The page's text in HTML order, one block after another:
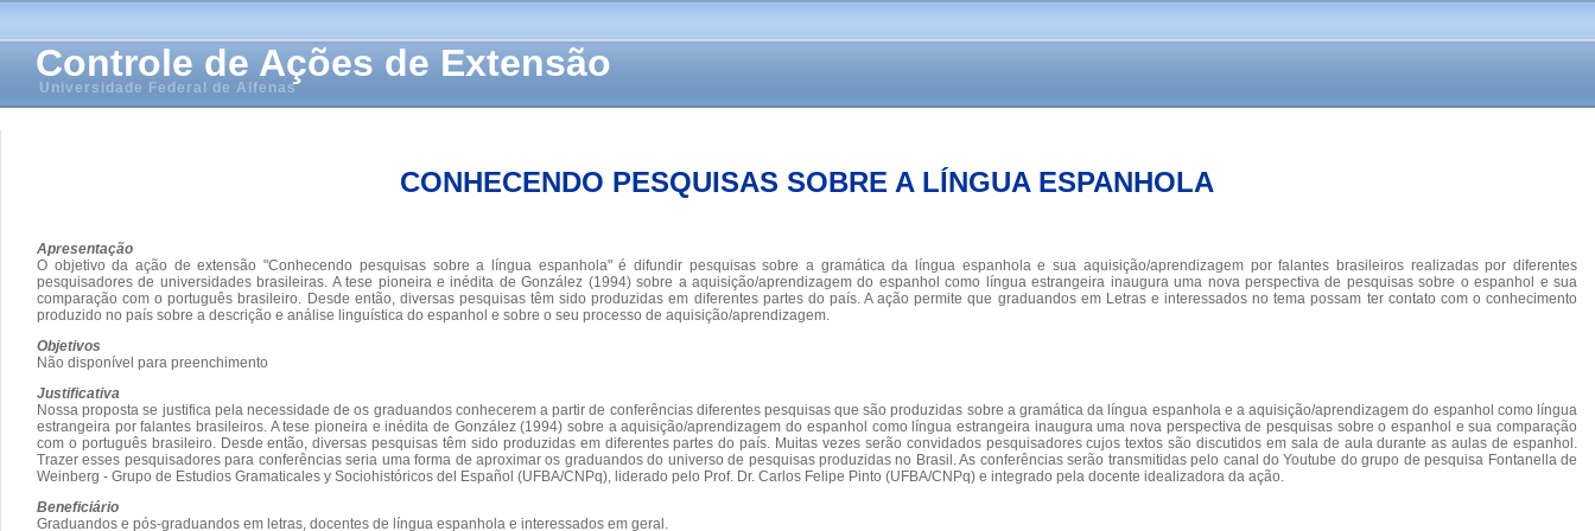
Controle de Ações de Extensão
Universidade Federal de Alfenas
CONHECENDO PESQUISAS SOBRE A LÍNGUA ESPANHOLA
Apresentação
O objetivo da ação de extensão "Conhecendo pesquisas sobre a língua espanhola" é difundir pesquisas sobre a gramática da língua espanhola e sua aquisição/aprendizagem por falantes brasileiros realizadas por diferentes
pesquisadores de universidades brasileiras. A tese pioneira e inédita de González (1994) sobre a aquisição/aprendizagem do espanhol como língua estrangeira inaugura uma nova perspectiva de pesquisas sobre o espanhol e sua
comparação com o português brasileiro. Desde então, diversas pesquisas têm sido produzidas em diferentes partes do país. A ação permite que graduandos em Letras e interessados no tema possam ter contato com o conhecimento
produzido no país sobre a descrição e análise linguística do espanhol e sobre o seu processo de aquisição/aprendizagem.
Objetivos
Não disponível para preenchimento
Justificativa
Nossa proposta se justifica pela necessidade de os graduandos conhecerem a partir de conferências diferentes pesquisas que são produzidas sobre a gramática da língua espanhola e a aquisição/aprendizagem do espanhol como língua
estrangeira por falantes brasileiros. A tese pioneira e inédita de González (1994) sobre a aquisição/aprendizagem do espanhol como língua estrangeira inaugura uma nova perspectiva de pesquisas sobre o espanhol e sua comparação
com o português brasileiro. Desde então, diversas pesquisas têm sido produzidas em diferentes partes do país. Muitas vezes serão convidados pesquisadores cujos textos são discutidos em sala de aula durante as aulas de espanhol.
Trazer esses pesquisadores para conferências seria uma forma de aproximar os graduandos do universo de pesquisas produzidas no Brasil. As conferências serão transmitidas pelo canal do Youtube do grupo de pesquisa Fontanella de
Weinberg - Grupo de Estudios Gramaticales y Sociohistóricos del Español (UFBA/CNPq), liderado pelo Prof. Dr. Carlos Felipe Pinto (UFBA/CNPq) e integrado pela docente idealizadora da ação.
Beneficiário
Graduandos e pós-graduandos em letras, docentes de língua espanhola e interessados em geral.